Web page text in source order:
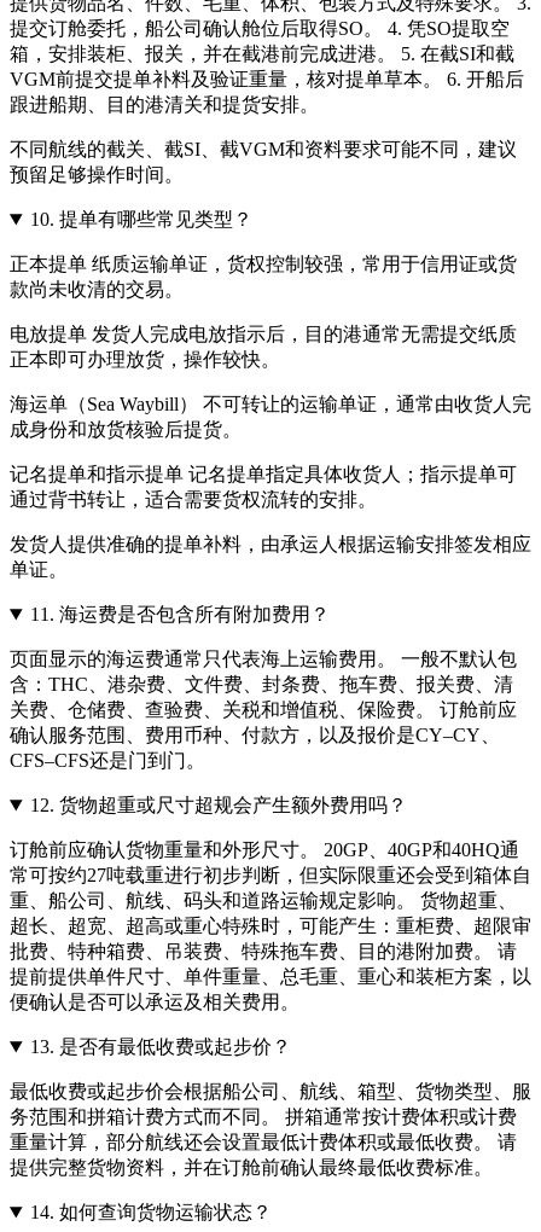
提交订舱委托，船公司确认舱位后取得SO。 4. 凭SO提取空
箱，安排装柜、报关，并在截港前完成进港。 5. 在截SI和截
VGM前提交提单补料及验证重量，核对提单草本。 6. 开船后
跟进船期、目的港清关和提货安排。
不同航线的截关、截SI、截VGM和资料要求可能不同，建议
预留足够操作时间。
10. 提单有哪些常见类型？
正本提单 纸质运输单证，货权控制较强，常用于信用证或货
款尚未收清的交易。
电放提单 发货人完成电放指示后，目的港通常无需提交纸质
正本即可办理放货，操作较快。
海运单（Sea Waybill） 不可转让的运输单证，通常由收货人完
成身份和放货核验后提货。
记名提单和指示提单 记名提单指定具体收货人；指示提单可
通过背书转让，适合需要货权流转的安排。
发货人提供准确的提单补料，由承运人根据运输安排签发相应
单证。
11. 海运费是否包含所有附加费用？
页面显示的海运费通常只代表海上运输费用。 一般不默认包
含：THC、港杂费、文件费、封条费、拖车费、报关费、清
关费、仓储费、查验费、关税和增值税、保险费。 订舱前应
确认服务范围、费用币种、付款方，以及报价是CY–CY、
CFS–CFS还是门到门。
12. 货物超重或尺寸超规会产生额外费用吗？
订舱前应确认货物重量和外形尺寸。 20GP、40GP和40HQ通
常可按约27吨载重进行初步判断，但实际限重还会受到箱体自
重、船公司、航线、码头和道路运输规定影响。 货物超重、
超长、超宽、超高或重心特殊时，可能产生：重柜费、超限审
批费、特种箱费、吊装费、特殊拖车费、目的港附加费。 请
提前提供单件尺寸、单件重量、总毛重、重心和装柜方案，以
便确认是否可以承运及相关费用。
13. 是否有最低收费或起步价？
最低收费或起步价会根据船公司、航线、箱型、货物类型、服
务范围和拼箱计费方式而不同。 拼箱通常按计费体积或计费
重量计算，部分航线还会设置最低计费体积或最低收费。 请
提供完整货物资料，并在订舱前确认最终最低收费标准。
14. 如何查询货物运输状态？